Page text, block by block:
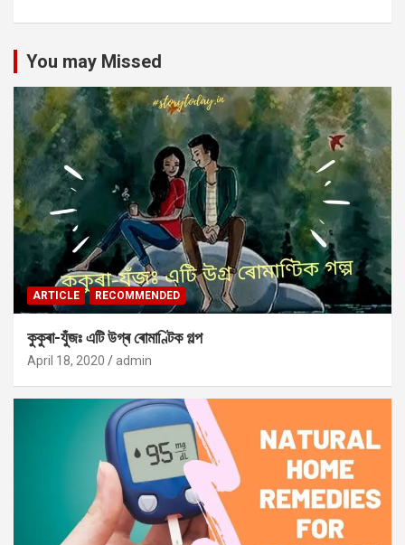
You may Missed
ARTICLE RECOMMENDED
কুকুৰা-যুঁজঃ এটি উগ্ৰ ৰোমাণ্টিক গল্প
April 18, 2020 admin